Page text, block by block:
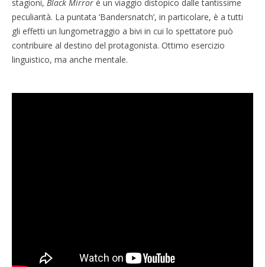
stagioni, Black Mirror è un viaggio distopico dalle tantissime
peculiarità. La puntata ‘Bandersnatch’, in particolare, è a tutti
gli effetti un lungometraggio a bivi in cui lo spettatore può
contribuire al destino del protagonista. Ottimo esercizio
linguistico, ma anche mentale.